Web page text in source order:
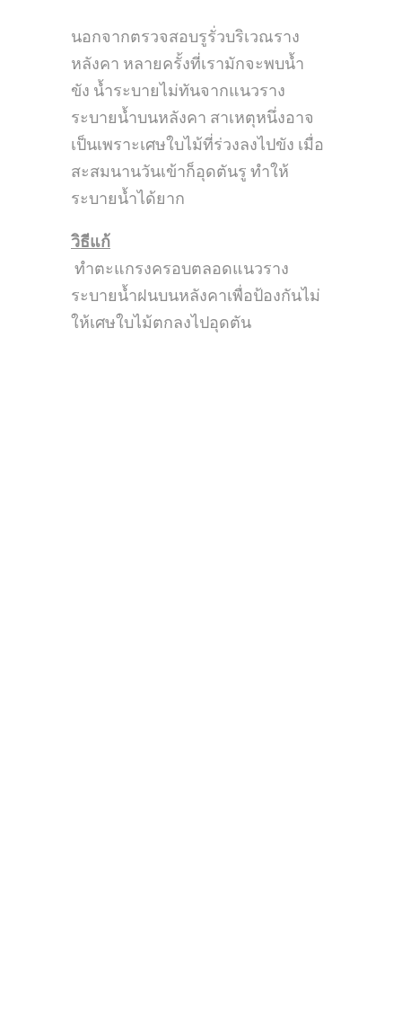
นอกจากตรวจสอบรูรั่วบริเวณราง
หลังคา หลายครั้งที่เรามักจะพบน้ำ
ขัง น้ำระบายไม่ทันจากแนวราง
ระบายน้ำบนหลังคา สาเหตุหนึ่งอาจ
เป็นเพราะเศษใบไม้ที่ร่วงลงไปขัง เมื่อ
สะสมนานวันเข้าก็อุดตันรู ทำให้
ระบายน้ำได้ยาก
วิธีแก้
ทำตะแกรงครอบตลอดแนวราง
ระบายน้ำฝนบนหลังคาเพื่อป้องกันไม่
ให้เศษใบไม้ตกลงไปอุดตัน